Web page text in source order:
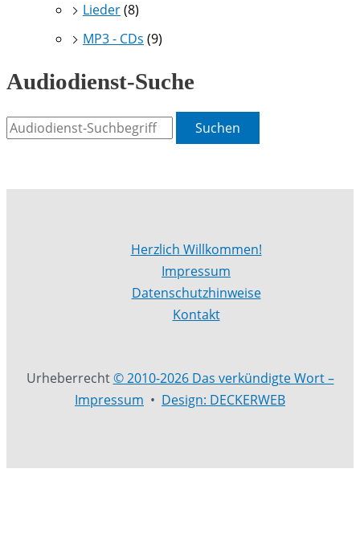
Lieder(8)
MP3 - CDs (9)
Audiodienst-Suche
Suchen
Herzlich Willkommen!
Impressum
Datenschutzhinweise
Kontakt
Urheberrecht© 2010-2026 Das verkündigte Wort –
Impressum • Design: DECKERWEB